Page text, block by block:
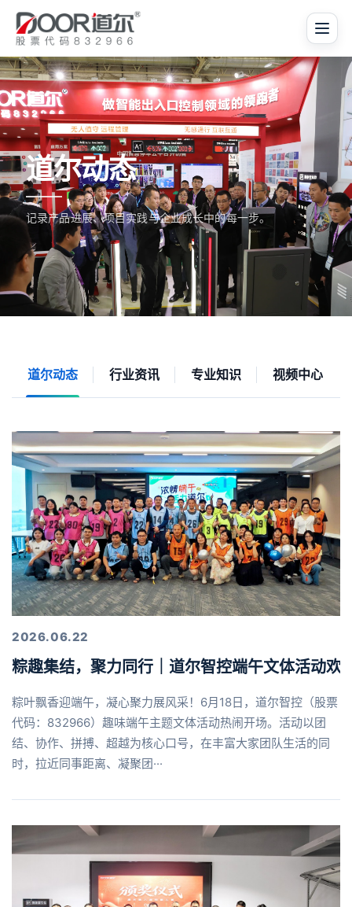
道尔动态
记录产品进展、项目实践与企业成长中的每一步。
道尔动态 行业资讯 专业知识 视频中心
2026.06.22
粽趣集结，聚力同行｜道尔智控端午文体活动欢
粽叶飘香迎端午，凝心聚力展风采！6月18日，道尔智控（股票
代码：832966）趣味端午主题文体活动热闹开场。活动以团
结、协作、拼搏、超越为核心口号，在丰富大家团队生活的同
时，拉近同事距离、凝聚团···